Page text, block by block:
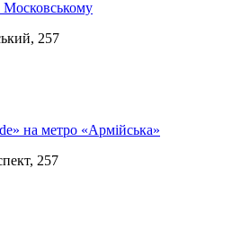
Московському
257
на метро «Армійська»
257